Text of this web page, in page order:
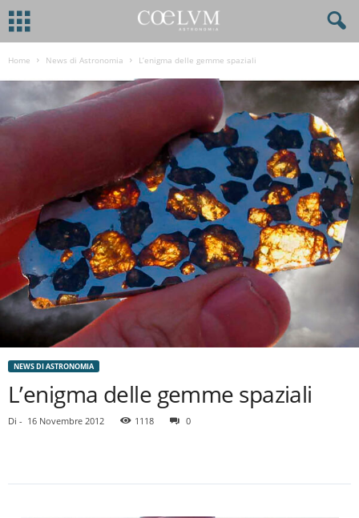
Home News di Astronomia L’enigma delle gemme spaziali
NEWS DI ASTRONOMIA
L’enigma delle gemme spaziali
Di - 16 Novembre 2012 1118 0